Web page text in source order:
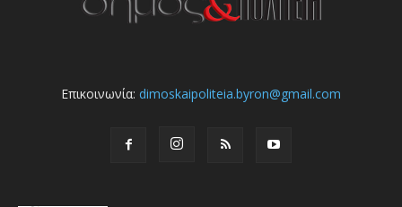
Επικοινωνία: dimoskaipoliteia.byron@gmail.com